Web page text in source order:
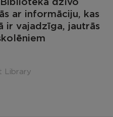
dzīvo
ar informāciju, kas
ir vajadzīga, jautrās
Library